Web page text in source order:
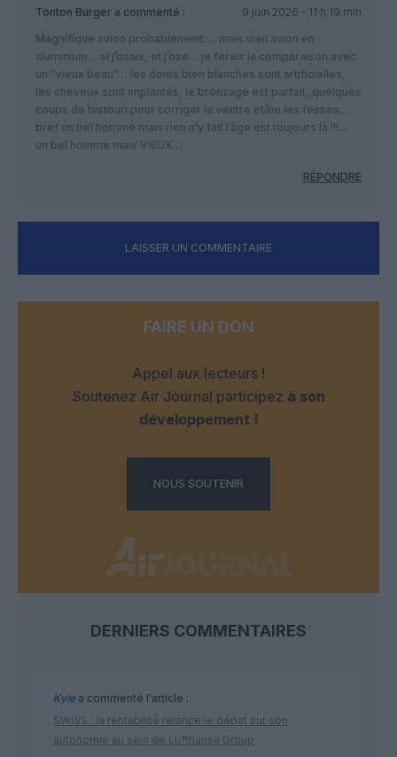
Tonton Burger a commenté :
9 juin 2026 - 11 h 19 min
Magnifique avion probablement…. mais vieil avion en
aluminium… si j’osais, et j’ose… je ferais la comparaison avec
un “vieux beau”… les dents bien blanches sont artificielles,
les cheveux sont implantés, le bronzage est parfait, quelques
coups de bistouri pour corriger le ventre et/ou les fesses…
bref un bel homme mais rien n’y fait l’âge est toujours là !!!…
un bel homme mais VIEUX…
RÉPONDRE
LAISSER UN COMMENTAIRE
FAIRE UN DON
Appel aux lecteurs !
Soutenez Air Journal participez à son
développement !
NOUS SOUTENIR
DERNIERS COMMENTAIRES
Kylea commenté l'article :
SWISS : la rentabilité relance le débat sur son
autonomie au sein de Lufthansa Group